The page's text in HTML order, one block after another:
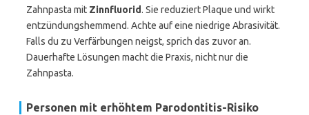
Zahnpasta mit Zinnfluorid. Sie reduziert Plaque und wirkt
entzündungshemmend. Achte auf eine niedrige Abrasivität.
Falls du zu Verfärbungen neigst, sprich das zuvor an.
Dauerhafte Lösungen macht die Praxis, nicht nur die
Zahnpasta.
Personen mit erhöhtem Parodontitis-Risiko